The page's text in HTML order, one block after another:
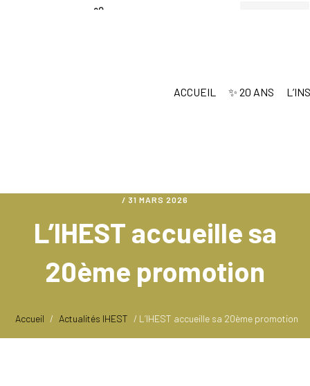
ACCUEIL ✨ 20 ANS
/ 31 MARS 2026
L’IHEST accueille sa
20ème promotion
Accueil / Actualités IHEST / L’IHEST accueille sa 20ème promotion